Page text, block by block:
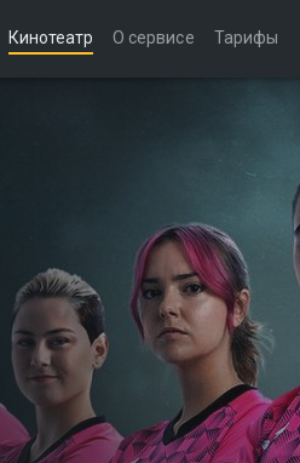
Кинотеатр О сервисе Тарифы